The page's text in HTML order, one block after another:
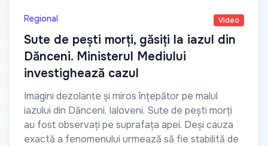
Regional Video
Sute de pești morți, găsiți la iazul din
Dănceni. Ministerul Mediului
investighează cazul
Imagini dezolante și miros înțepător pe malul
iazului din Dănceni, Ialoveni. Sute de pești morți
au fost observați pe suprafața apei. Deși cauza
exactă a fenomenului urmează să fie stabilită de